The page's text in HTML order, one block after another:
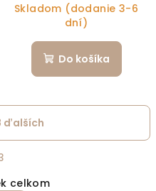
Skladom (dodanie 3-6
dní)
Do košíka
prvky
ďalších
celkom